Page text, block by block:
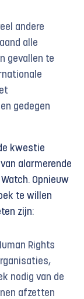
andere
alle
gevallen te
gedegen
kwestie
alarmerende
Opnieuw
te willen
zijn:
Rights
nodig van de
afzetten